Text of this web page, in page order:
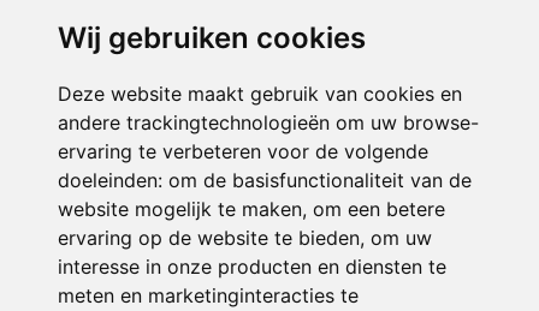
Wij gebruiken cookies
Deze website maakt gebruik van cookies en
andere trackingtechnologieën om uw browse-
ervaring te verbeteren voor de volgende
doeleinden: om de basisfunctionaliteit van de
website mogelijk te maken, om een betere
ervaring op de website te bieden, om uw
interesse in onze producten en diensten te
meten en marketinginteracties te
ONDERDEEL VAN
© 2026 Sint Bernardus | Alle rechten voorbehouden